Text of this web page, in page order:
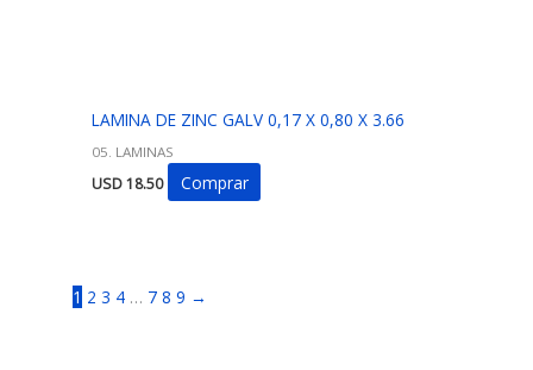
LAMINA DE ZINC GALV 0,17 X 0,80 X 3.66
05. LAMINAS
USD18.50 Comprar
1 2 3 4 … 7 8 9 →